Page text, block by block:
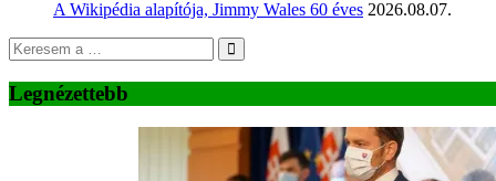
A Wikipédia alapítója, Jimmy Wales 60 éves 2026.08.07.
Legnézettebb